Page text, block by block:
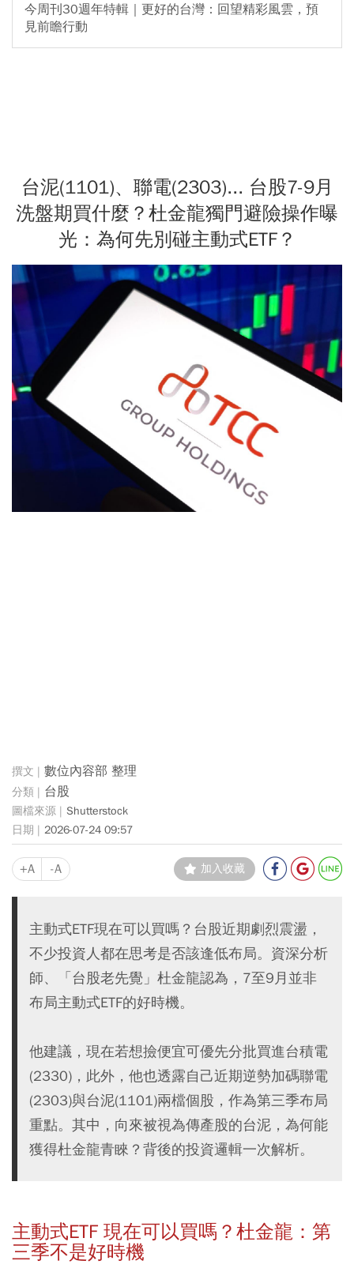
今周刊30週年特輯｜更好的台灣：回望精彩風雲，預
見前瞻行動
台泥(1101)、聯電(2303)... 台股7-9月
洗盤期買什麼？杜金龍獨門避險操作曝
光：為何先別碰主動式ETF？
數位內容部 整理
台股
Shutterstock
2026-07-24 09:57
+A -A 加入收藏
主動式ETF現在可以買嗎？台股近期劇烈震盪，
不少投資人都在思考是否該逢低布局。資深分析
師、「台股老先覺」杜金龍認為，7至9月並非
布局主動式ETF的好時機。
他建議，現在若想撿便宜可優先分批買進台積電
(2330)，此外，他也透露自己近期逆勢加碼聯電
(2303)與台泥(1101)兩檔個股，作為第三季布局
重點。其中，向來被視為傳產股的台泥，為何能
獲得杜金龍青睞？背後的投資邏輯一次解析。
主動式ETF 現在可以買嗎？杜金龍：第
三季不是好時機